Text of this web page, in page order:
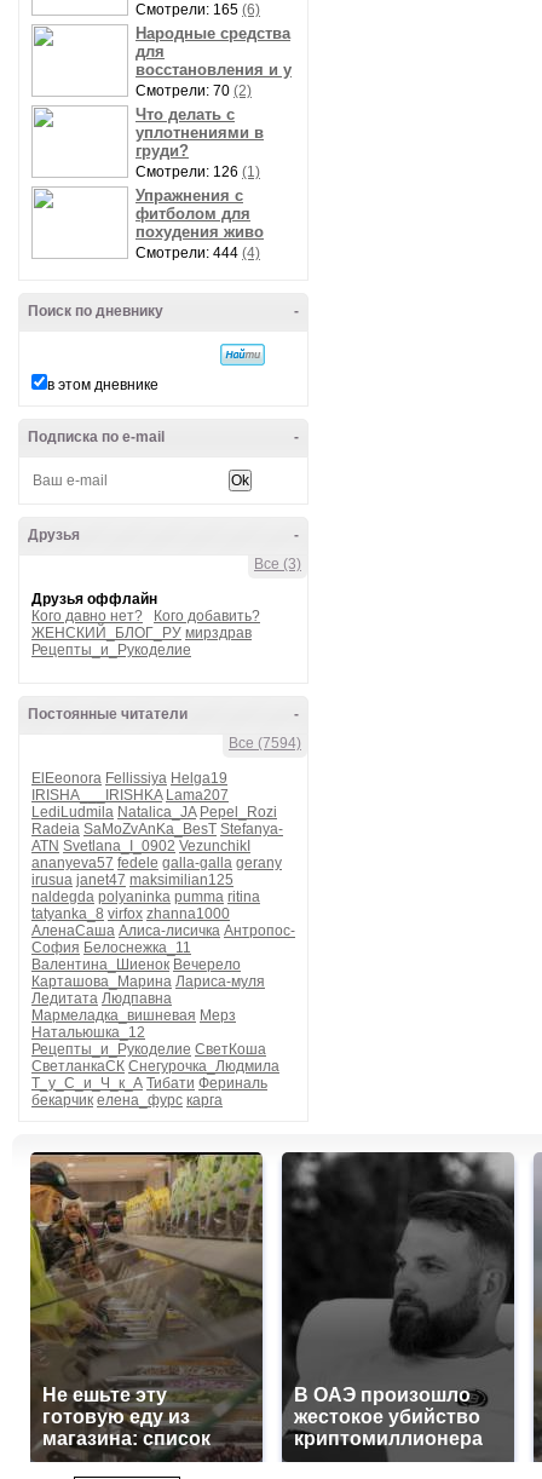
Смотрели: 165 (6)
Народные средства
для
восстановления и у
Смотрели: 70 (2)
Что делать с
уплотнениями в
груди?
Смотрели: 126 (1)
Упражнения с
фитболом для
похудения живо
Смотрели: 444 (4)
-
Поиск по дневнику
в этом дневнике
-
Подписка по e-mail
-
Друзья
Все (3)
Друзья оффлайн
Кого давно нет?
Кого добавить?
ЖЕНСКИЙ_БЛОГ_РУ мирздрав
Рецепты_и_Рукоделие
-
Постоянные читатели
Все (7594)
ElEeonora Fellissiya Helga19
IRISHA___IRISHKA Lama207
LediLudmila Natalica_JA Pepel_Rozi
Radeia SaMoZvAnKa_BesT Stefanya-
ATN Svetlana_I_0902 VezunchikI
ananyeva57 fedele galla-galla gerany
irusua janet47 maksimilian125
naldegda polyaninka pumma ritina
tatyanka_8 virfox zhanna1000
АленаСаша Алиса-лисичка Антропос-
София Белоснежка_11
Валентина_Шиенок Вечерело
Карташова_Марина Лариса-муля
Ледитата Людпавна
Мармеладка_вишневая Мерз
Натальюшка_12
Рецепты_и_Рукоделие СветКоша
СветланкаСК Снегурочка_Людмила
Т_у_С_и_Ч_к_А Тибати Фериналь
бекарчик елена_фурс карга
Не ешьте эту
готовую еду из
магазина: список
В ОАЭ произошло
жестокое убийство
криптомиллионера